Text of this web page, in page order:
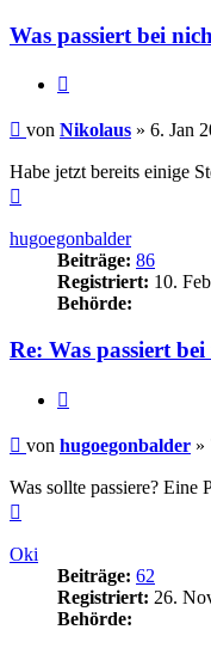
Was passiert bei
Beitrag
von Nikolaus » 6. Jan
Habe jetzt bereits einige
hugoegonbalder
Beiträge: 86
Registriert: 10.
Behörde:
Re: Was passiert
Beitrag
von hugoegonbalder »
Was sollte passiere?
Oki
Beiträge: 62
Registriert: 26.
Behörde: